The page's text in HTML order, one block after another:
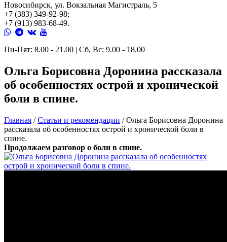
Новосибирск, ул. Вокзальная Магистраль, 5
+7 (383) 349-92-98;
+7 (913) 983-68-49.
Пн-Пят: 8.00 - 21.00 | Сб, Вс: 9.00 - 18.00
Ольга Борисовна Доронина рассказала
об особенностях острой и хронической
боли в спине.
Главная /Статьи и рекомендации /Ольга Борисовна Доронина
рассказала об особенностях острой и хронической боли в
спине.
Продолжаем разговор о боли в спине.